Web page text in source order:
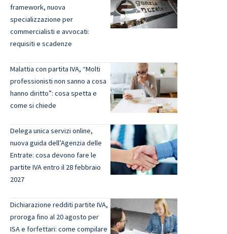
framework, nuova
specializzazione per
commercialisti e avvocati:
requisiti e scadenze
Malattia con partita IVA, “Molti
professionisti non sanno a cosa
hanno diritto”: cosa spetta e
come si chiede
Delega unica servizi online,
nuova guida dell’Agenzia delle
Entrate: cosa devono fare le
partite IVA entro il 28 febbraio
2027
Dichiarazione redditi partite IVA,
proroga fino al 20 agosto per
ISA e forfettari: come compilare